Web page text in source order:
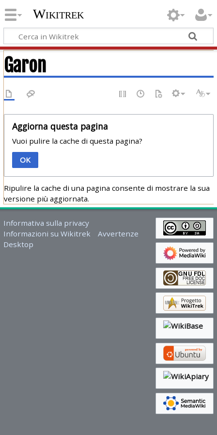
Wikitrek
Garon
Aggiorna questa pagina
Vuoi pulire la cache di questa pagina?
OK
Ripulire la cache di una pagina consente di mostrare la sua
versione più aggiornata.
Informativa sulla privacy
Informazioni su Wikitrek
Avvertenze
Desktop